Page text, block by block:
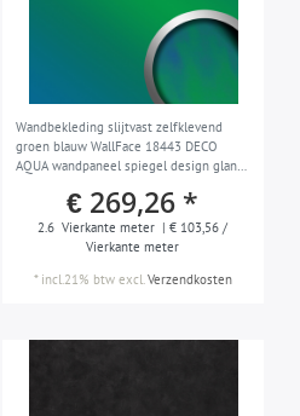
Wandbekleding slijtvast zelfklevend
groen blauw WallFace 18443 DECO
AQUA wandpaneel spiegel design glans-
€ 269,26 *
2.6 Vierkante meter | € 103,56 /
Vierkante meter
* incl.21% btwexcl.Verzendkosten